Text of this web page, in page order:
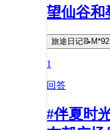
望仙谷和
旅途日记
1
回答
#伴夏时